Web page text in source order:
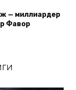
— миллиардер
Фавор